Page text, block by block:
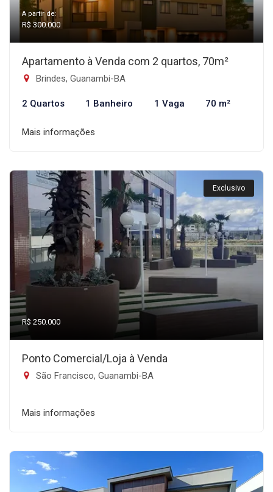
A partir de:
R$ 300.000
Apartamento à Venda com 2 quartos, 70m²
Brindes, Guanambi-BA
2 Quartos 1 Banheiro 1 Vaga 70 m²
Mais informações
Exclusivo
R$ 250.000
Ponto Comercial/Loja à Venda
São Francisco, Guanambi-BA
Mais informações